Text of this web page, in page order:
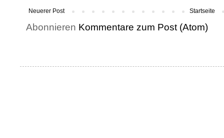
Neuerer Post Startseite
Abonnieren Kommentare zum Post (Atom)